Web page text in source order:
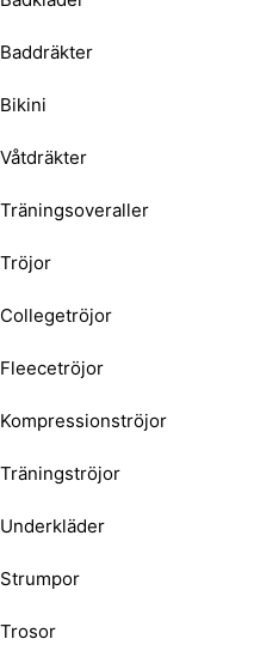
Baddräkter
Bikini
Våtdräkter
Träningsoveraller
Tröjor
Collegetröjor
Fleecetröjor
Kompressionströjor
Träningströjor
Underkläder
Strumpor
Trosor